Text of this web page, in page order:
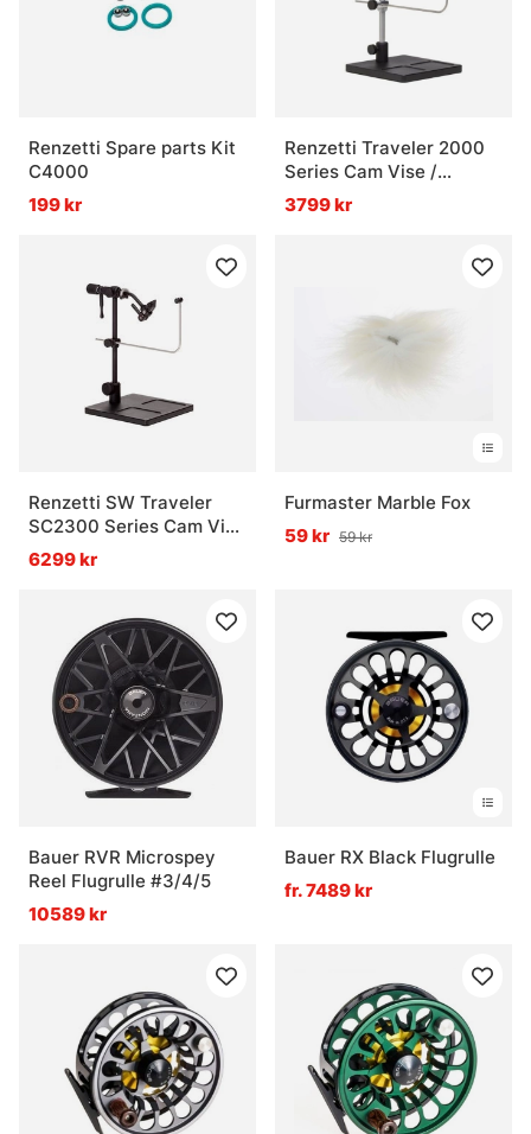
Renzetti Spare parts Kit
C4000
199 kr
Renzetti Traveler 2000
Series Cam Vise /
Pedestal Base
3799 kr
Renzetti SW Traveler
SC2300 Series Cam Vise
Pedestal with Mat. Clip
6299 kr
Furmaster Marble Fox
59 kr 59 kr
Bauer RVR Microspey
Reel Flugrulle #3/4/5
10589 kr
Bauer RX Black Flugrulle
fr. 7489 kr